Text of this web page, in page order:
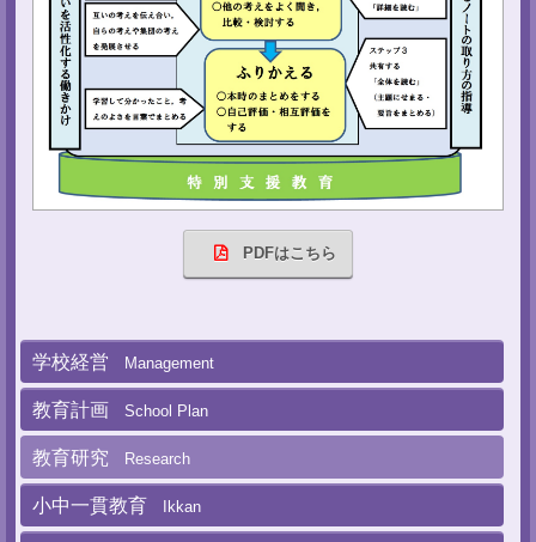
PDFはこちら
学校経営 Management
教育計画 School Plan
教育研究 Research
小中一貫教育 Ikkan